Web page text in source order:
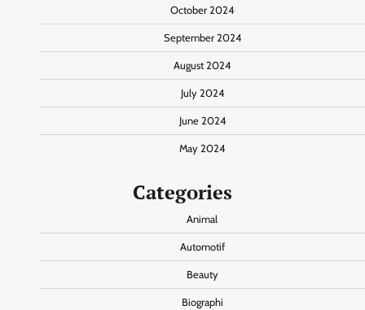
October 2024
September 2024
August 2024
July 2024
June 2024
May 2024
Categories
Animal
Automotif
Beauty
Biographi